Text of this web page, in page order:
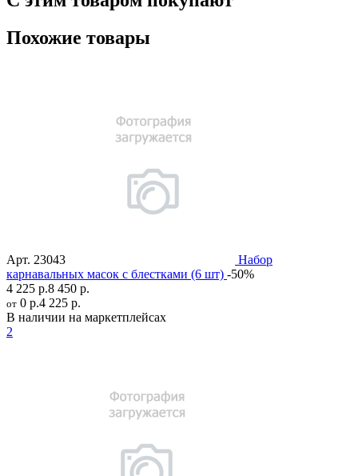
Похожие товары
Арт. 23043
Набор
карнавальных масок с блестками (6 шт) -50%
4 225 р.8 450 р.
от 0 р.4 225 р.
В наличии на маркетплейсах
2